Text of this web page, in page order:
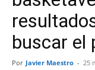
buscar el
Por Javier Maestro - 25